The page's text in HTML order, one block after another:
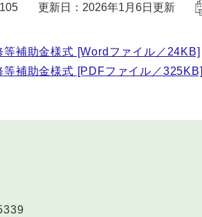
更新日：2026年1月6日更新
補助金様式 [Wordファイル／24KB]
補助金様式 [PDFファイル／325KB]